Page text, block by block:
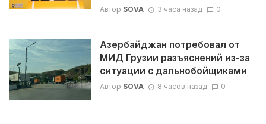
Автор SOVA 3 часа назад 0
Азербайджан потребовал от
МИД Грузии разъяснений из-за
ситуации с дальнобойщиками
Автор SOVA 8 часов назад 0